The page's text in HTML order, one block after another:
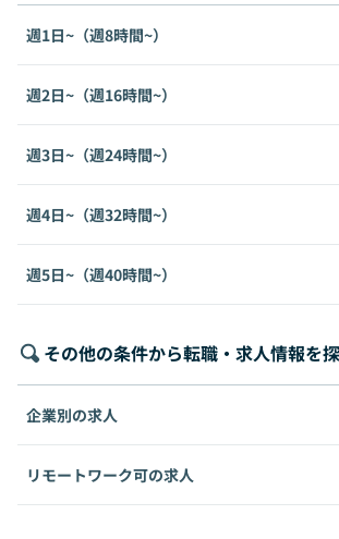
週1日~（週8時間~）
週2日~（週16時間~）
週3日~（週24時間~）
週4日~（週32時間~）
週5日~（週40時間~）
その他の条件から転職・求人情報を
企業別の求人
リモートワーク可の求人